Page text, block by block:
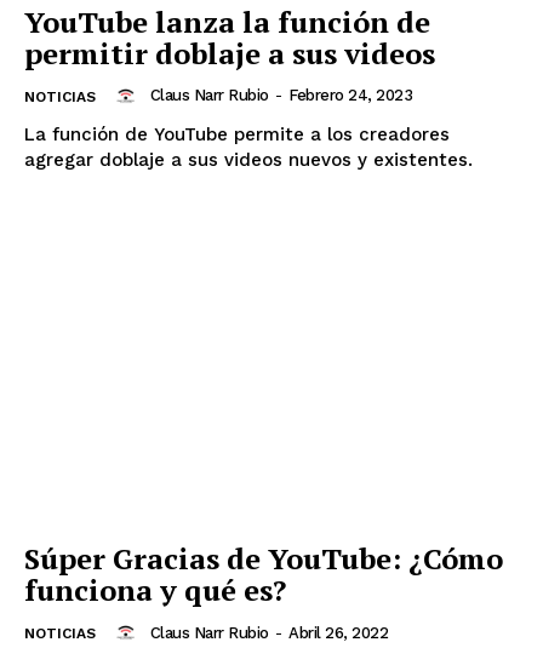
YouTube lanza la función de
permitir doblaje a sus videos
NOTICIAS Claus Narr Rubio - Febrero 24, 2023
La función de YouTube permite a los creadores
agregar doblaje a sus videos nuevos y existentes.
Súper Gracias de YouTube: ¿Cómo
funciona y qué es?
NOTICIAS Claus Narr Rubio - Abril 26, 2022